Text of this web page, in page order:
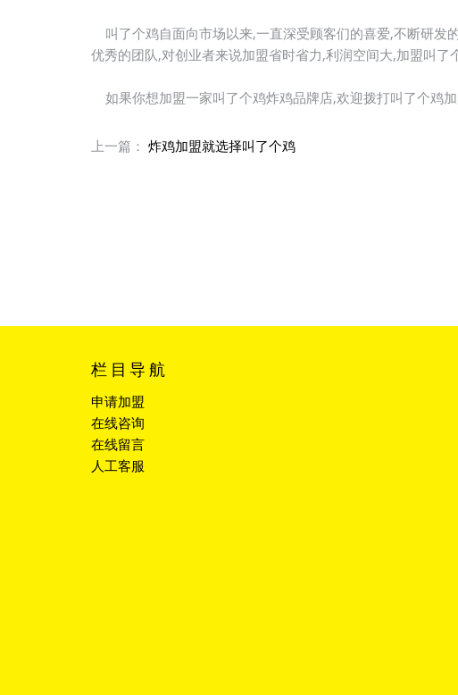
叫了个鸡自面向市场以来,一直深受顾客们的喜爱,不断研发
优秀的团队,对创业者来说加盟省时省力,利润空间大,加盟叫了
如果你想加盟一家叫了个鸡炸鸡品牌店,欢迎拨打叫了个鸡
上一篇： 炸鸡加盟就选择叫了个鸡
栏目导航
申请加盟
在线咨询
在线留言
人工客服